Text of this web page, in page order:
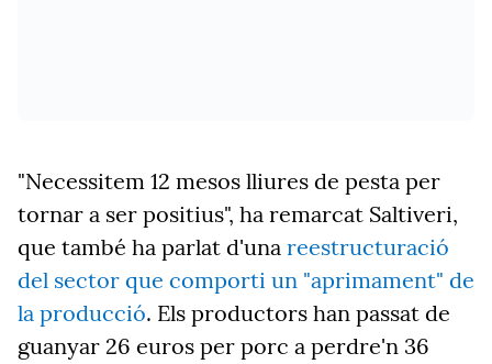
"Necessitem 12 mesos lliures de pesta per
tornar a ser positius", ha remarcat Saltiveri,
que també ha parlat d'una reestructuració
del sector que comporti un "aprimament" de
la producció. Els productors han passat de
guanyar 26 euros per porc a perdre'n 36